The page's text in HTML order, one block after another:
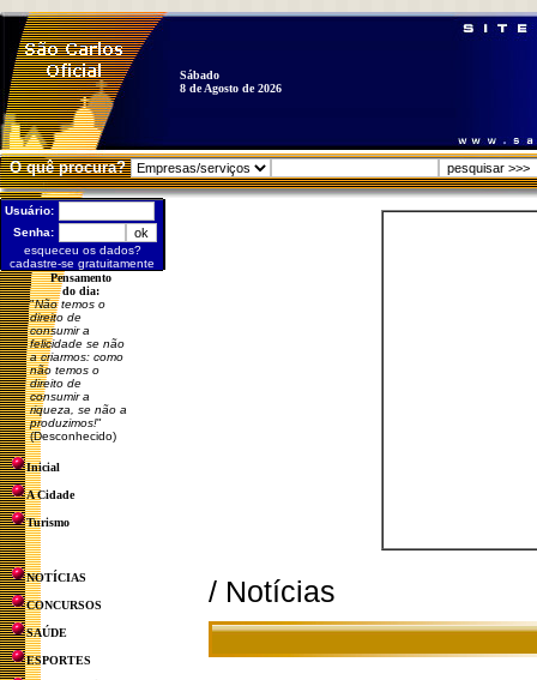
Sábado
8 de Agosto de 2026
O quê procura?
Usuário:
Senha:
esqueceu os dados?
cadastre-se gratuitamente
Pensamento
do dia:
"Não temos o
direito de
consumir a
felicidade se não
a criarmos: como
não temos o
direito de
consumir a
riqueza, se não a
produzimos!"
(Desconhecido)
Inicial
A Cidade
Turismo
NOTÍCIAS
CONCURSOS
SAÚDE
ESPORTES
/ Notícias